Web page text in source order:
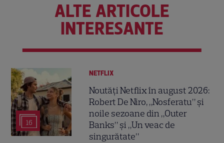
ALTE ARTICOLE
INTERESANTE
16
NETFLIX
Noutăți Netflix în august 2026:
Robert De Niro, „Nosferatu” și
noile sezoane din „Outer
Banks” și „Un veac de
singurătate”